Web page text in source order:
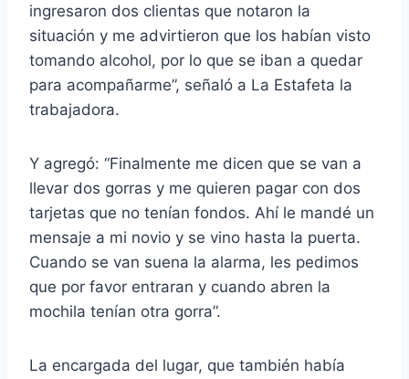
ingresaron dos clientas que notaron la
situación y me advirtieron que los habían visto
tomando alcohol, por lo que se iban a quedar
para acompañarme”, señaló a La Estafeta la
trabajadora.
Y agregó: “Finalmente me dicen que se van a
llevar dos gorras y me quieren pagar con dos
tarjetas que no tenían fondos. Ahí le mandé un
mensaje a mi novio y se vino hasta la puerta.
Cuando se van suena la alarma, les pedimos
que por favor entraran y cuando abren la
mochila tenían otra gorra”.
La encargada del lugar, que también había